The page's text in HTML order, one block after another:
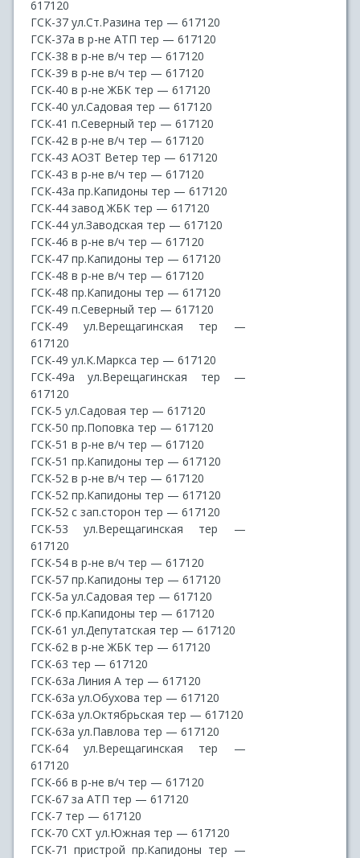
617120
ГСК-37 ул.Ст.Разина тер — 617120
ГСК-37а в р-не АТП тер — 617120
ГСК-38 в р-не в/ч тер — 617120
ГСК-39 в р-не в/ч тер — 617120
ГСК-40 в р-не ЖБК тер — 617120
ГСК-40 ул.Садовая тер — 617120
ГСК-41 п.Северный тер — 617120
ГСК-42 в р-не в/ч тер — 617120
ГСК-43 АОЗТ Ветер тер — 617120
ГСК-43 в р-не в/ч тер — 617120
ГСК-43а пр.Капидоны тер — 617120
ГСК-44 завод ЖБК тер — 617120
ГСК-44 ул.Заводская тер — 617120
ГСК-46 в р-не в/ч тер — 617120
ГСК-47 пр.Капидоны тер — 617120
ГСК-48 в р-не в/ч тер — 617120
ГСК-48 пр.Капидоны тер — 617120
ГСК-49 п.Северный тер — 617120
ГСК-49 ул.Верещагинская тер —
617120
ГСК-49 ул.К.Маркса тер — 617120
ГСК-49а ул.Верещагинская тер —
617120
ГСК-5 ул.Садовая тер — 617120
ГСК-50 пр.Поповка тер — 617120
ГСК-51 в р-не в/ч тер — 617120
ГСК-51 пр.Капидоны тер — 617120
ГСК-52 в р-не в/ч тер — 617120
ГСК-52 пр.Капидоны тер — 617120
ГСК-52 с зап.сторон тер — 617120
ГСК-53 ул.Верещагинская тер —
617120
ГСК-54 в р-не в/ч тер — 617120
ГСК-57 пр.Капидоны тер — 617120
ГСК-5а ул.Садовая тер — 617120
ГСК-6 пр.Капидоны тер — 617120
ГСК-61 ул.Депутатская тер — 617120
ГСК-62 в р-не ЖБК тер — 617120
ГСК-63 тер — 617120
ГСК-63а Линия А тер — 617120
ГСК-63а ул.Обухова тер — 617120
ГСК-63а ул.Октябрьская тер — 617120
ГСК-63а ул.Павлова тер — 617120
ГСК-64 ул.Верещагинская тер —
617120
ГСК-66 в р-не в/ч тер — 617120
ГСК-67 за АТП тер — 617120
ГСК-7 тер — 617120
ГСК-70 СХТ ул.Южная тер — 617120
ГСК-71 пристрой пр.Капидоны тер —